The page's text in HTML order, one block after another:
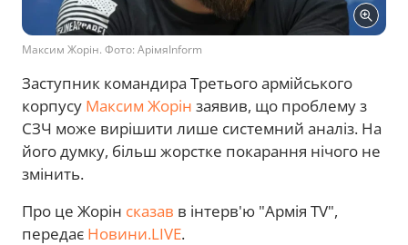
Максим Жорін. Фото: АрімяInform
Заступник командира Третього армійського
корпусу Максим Жорін заявив, що проблему з
СЗЧ може вирішити лише системний аналіз. На
його думку, більш жорстке покарання нічого не
змінить.
Про це Жорін сказав в інтерв'ю "Армія TV",
передає Новини.LIVE.